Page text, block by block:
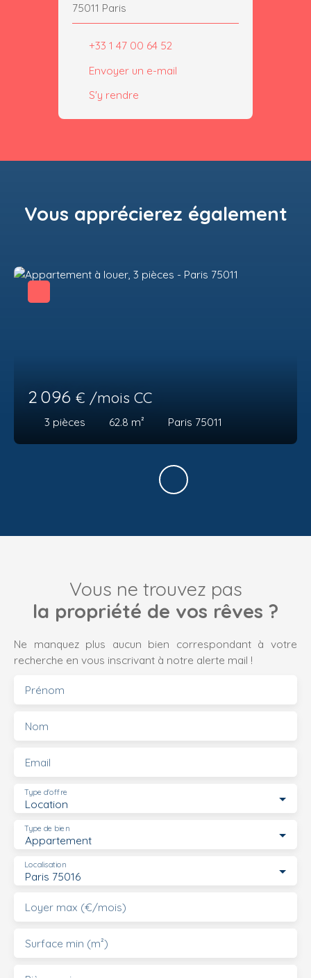
75011 Paris
+33 1 47 00 64 52
Envoyer un e-mail
S'y rendre
Vous apprécierez également
2 096 € /mois CC
3 pièces 62.8 m² Paris 75011
Vous ne trouvez pas
la propriété de vos rêves ?
Ne manquez plus aucun bien correspondant à votre
recherche en vous inscrivant à notre alerte mail !
Prénom
Nom
Email
Location
Type d'offre
Appartement
Type de bien
Paris 75016
Localisation
Loyer max (€/mois)
Surface min (m²)